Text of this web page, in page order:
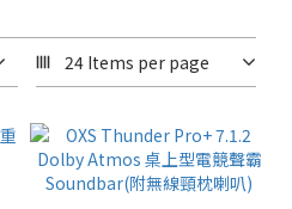
24 Items per page